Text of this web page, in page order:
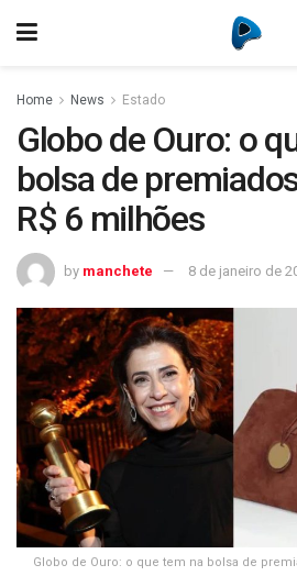
Home News Estado
Globo de Ouro: o
bolsa de
R$ 6 milhões
by manchete 8 de janeiro de
Globo de Ouro: o que tem na bolsa de